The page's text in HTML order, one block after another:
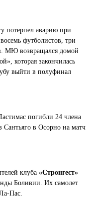
потерпел аварию при
футболистов, три
МЮ возвращался домой
которая закончилась
выйти в полуфинал
погибли 24 члена
Сантьяго в Осорно на матч
клуба «Стронгест»
Боливии. Их самолет
Пас.